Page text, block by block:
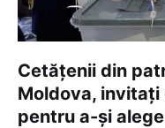
Cetățenii din
Moldova, invitați
pentru a-și